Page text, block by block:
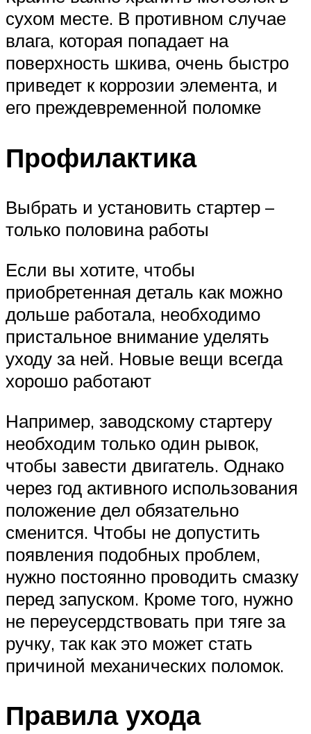
сухом месте. В противном случае
влага, которая попадает на
поверхность шкива, очень быстро
приведет к коррозии элемента, и
его преждевременной поломке
Профилактика
Выбрать и установить стартер –
только половина работы
Если вы хотите, чтобы
приобретенная деталь как можно
дольше работала, необходимо
пристальное внимание уделять
уходу за ней. Новые вещи всегда
хорошо работают
Например, заводскому стартеру
необходим только один рывок,
чтобы завести двигатель. Однако
через год активного использования
положение дел обязательно
сменится. Чтобы не допустить
появления подобных проблем,
нужно постоянно проводить смазку
перед запуском. Кроме того, нужно
не переусердствовать при тяге за
ручку, так как это может стать
причиной механических поломок.
Правила ухода